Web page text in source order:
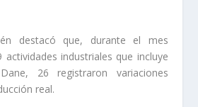
destacó que, durante el mes
actividades industriales que incluye
26 registraron variaciones
real.